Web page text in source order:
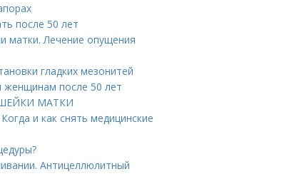
после 50 лет
матки. Лечение опущения
гладких мезонитей
женщинам после 50 лет
ШЕЙКИ МАТКИ
и как снять медицинские
Антицеллюлитный